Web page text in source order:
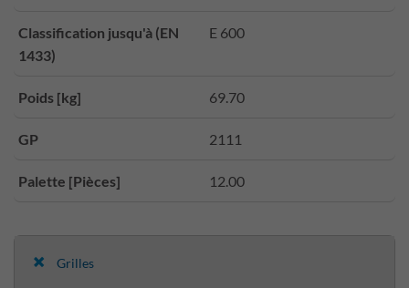
Classification jusqu'à (EN
1433)
E 600
Poids [kg] 69.70
GP 2111
Palette [Pièces] 12.00
Grilles